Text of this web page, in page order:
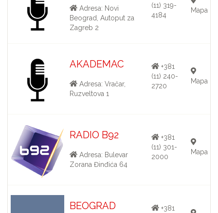
Adresa: Novi
Beograd, Autoput za
Zagreb 2
(11) 319-
4184
Mapa
AKADEMAC
Adresa: Vračar,
Ruzveltova 1
+381
(11) 240-
2720
Mapa
RADIO B92
Adresa: Bulevar
Zorana Đinđića 64
+381
(11) 301-
2000
Mapa
BEOGRAD
+381